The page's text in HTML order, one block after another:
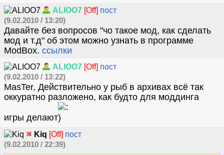
ALIOO7 [Off] пост
(9.02.2010 / 13:20)
Давайте без вопросов "чо такое мод, как сделать
мод и т.д" об этом можно узнать в программе
ModBox. ссылки
ALIOO7 [Off] пост
(9.02.2010 / 13:22)
MasTer, Действительно у рыб в архивах всё так
оккуратно разложено, как будто для моддинга
игры делают
Kiq [Off] пост
(9.02.2010 / 22:39)